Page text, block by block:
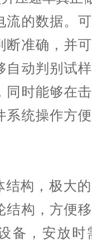
流的数据。
断准确，并
自动判别试
同时能够在
系统操作方
构，极大的
结构，方便
备，安放